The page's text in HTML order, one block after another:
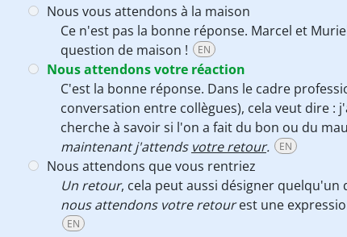
Nous vous attendons à la maison
Ce n'est pas la bonne réponse. Marcel et
question de maison !
EN
Nous attendons votre réaction
C'est la bonne réponse. Dans le cadre
conversation entre collègues), cela veut dire :
cherche à savoir si l'on a fait du bon ou du
maintenant j'attends votre retour. EN
Nous attendons que vous rentriez
Un retour, cela peut aussi désigner quelqu'un
nous attendons votre retourest une
EN